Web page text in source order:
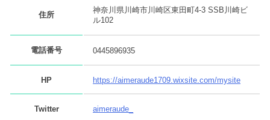
住所
神奈川県川崎市川崎区東田町4-3 SSB川崎ビ
ル102
電話番号 0445896935
HP https://aimeraude1709.wixsite.com/mysite
Twitter aimeraude_